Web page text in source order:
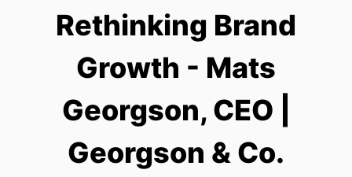
Rethinking Brand
Growth - Mats
Georgson, CEO |
Georgson & Co.